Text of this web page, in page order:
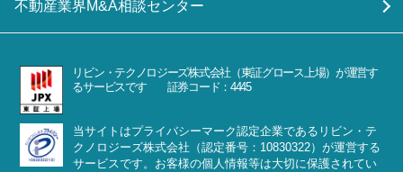
不動産業界M&A相談センター
リビン・テクノロジーズ株式会社（東証グロース上場）が運営す
るサービスです 証券コード：4445
当サイトはプライバシーマーク認定企業であるリビン・テ
クノロジーズ株式会社（認定番号：10830322）が運営する
サービスです。お客様の個人情報等は大切に保護されてい